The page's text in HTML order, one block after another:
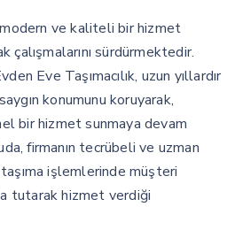
ve kaliteli bir hizmet
çalışmalarını sürdürmektedir.
Eve Taşımacılık, uzun yıllardır
konumunu koruyarak,
bir hizmet sunmaya devam
firmanın tecrübeli ve uzman
işlemlerinde müşteri
tutarak hizmet verdiği